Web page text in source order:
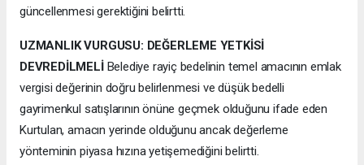
güncellenmesi gerektiğini belirtti.
UZMANLIK VURGUSU: DEĞERLEME YETKİSİ
DEVREDİLMELİBelediye rayiç bedelinin temel amacının emlak
vergisi değerinin doğru belirlenmesi ve düşük bedelli
gayrimenkul satışlarının önüne geçmek olduğunu ifade eden
Kurtulan, amacın yerinde olduğunu ancak değerleme
yönteminin piyasa hızına yetişemediğini belirtti.